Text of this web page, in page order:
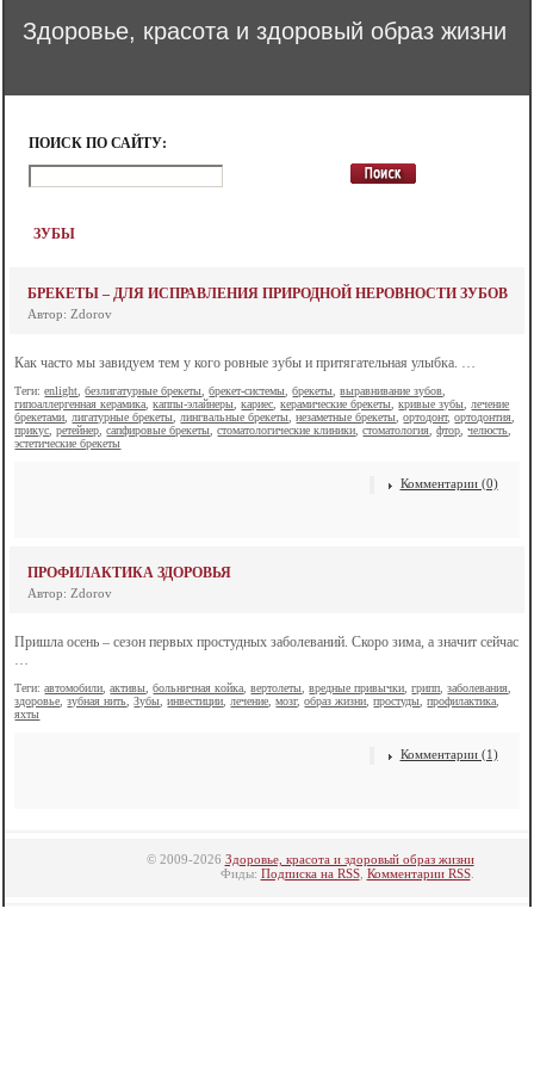
Здоровье, красота и здоровый образ жизни
ПОИСК ПО САЙТУ:
ЗУБЫ
БРЕКЕТЫ – ДЛЯ ИСПРАВЛЕНИЯ ПРИРОДНОЙ НЕРОВНОСТИ ЗУБОВ
Автор: Zdorov
Как часто мы завидуем тем у кого ровные зубы и притягательная улыбка. …
Теги:enlight ,безлигатурные брекеты ,брекет-системы ,брекеты ,выравнивание зубов
гипоаллергенная керамика ,каппы-элайнеры ,кариес ,керамические брекеты ,кривые зубы
лечение
брекетами
лигатурные брекеты лингвальные брекеты ,незаметные брекеты ,ортодонт,ортодонтия
прикус ,ретейнер ,сапфировые брекеты ,стоматологические клиники ,стоматология ,фтор ,челюсть
эстетические брекеты
Комментарии (0)
ПРОФИЛАКТИКА ЗДОРОВЬЯ
Автор: Zdorov
Пришла осень – сезон первых простудных заболеваний. Скоро зима, а значит сейчас
…
Теги:автомобили ,активы ,больничная койка ,вертолеты ,вредные привычки ,грипп ,заболевания
здоровье ,зубная нить ,Зубы ,инвестиции лечение ,мозг,образ жизни ,простуды ,профилактика
яхты
Комментарии (1)
© 2009-2026 Здоровье, красота и здоровый образ жизни
Фиды: Подписка на RSS, Комментарии RSS.